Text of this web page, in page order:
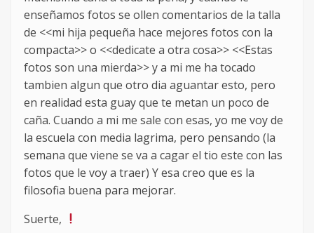
enseñamos fotos se ollen comentarios de la talla
de <<mi hija pequeña hace mejores fotos con la
compacta>> o <<dedicate a otra cosa>> <<Estas
fotos son una mierda>> y a mi me ha tocado
tambien algun que otro dia aguantar esto, pero
en realidad esta guay que te metan un poco de
caña. Cuando a mi me sale con esas, yo me voy de
la escuela con media lagrima, pero pensando (la
semana que viene se va a cagar el tio este con las
fotos que le voy a traer) Y esa creo que es la
filosofia buena para mejorar.
Suerte,